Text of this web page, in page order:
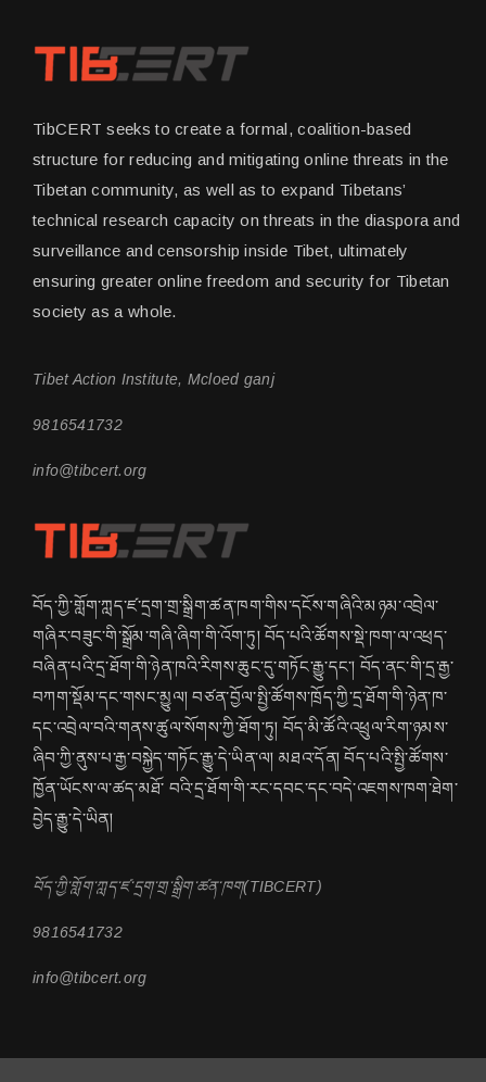
TibCERT seeks to create a formal, coalition-based
structure for reducing and mitigating online threats in the
Tibetan community, as well as to expand Tibetans’
technical research capacity on threats in the diaspora and
surveillance and censorship inside Tibet, ultimately
ensuring greater online freedom and security for Tibetan
society as a whole.
Tibet Action Institute, Mcloed ganj
9816541732
info@tibcert.org
བོད་ཀྱི་གློག་ཀླད་ཛ་དྲག་གྲ་སྒྲིག་ཚན་ཁག་གིས་དངོས་གཞིའི་མཉམ་འབྲེལ་
གཞིར་བཟུང་གི་སྒྲོམ་གཞི་ཞིག་གི་འོག་ཏུ། བོད་པའི་ཚོགས་སྡེ་ཁག་ལ་འཕྲད་
བཞིན་པའི་དྲ་ཐོག་གི་ཉེན་ཁའི་རིགས་ཆུང་དུ་གཏོང་རྒྱུ་དང་། བོད་ནང་གི་དྲ་རྒྱ་
བཀག་སྡོམ་དང་གསང་མྱུལ། བཙན་བྱོལ་སྤྱི་ཚོགས་ཁྲོད་ཀྱི་དྲ་ཐོག་གི་ཉེན་ཁ་
དང་འབྲེལ་བའི་གནས་ཚུལ་སོགས་ཀྱི་ཐོག་ཏུ། བོད་མི་ཚོའི་འཕྲུལ་རིག་ཉམས་
ཞིབ་ཀྱི་ནུས་པ་རྒྱ་བསྐྱེད་གཏོང་རྒྱུ་དེ་ཡིན་ལ། མཐའ་དོན། བོད་པའི་སྤྱི་ཚོགས་
ཁྱོན་ཡོངས་ལ་ཚད་མཐོ་ བའི་དྲ་ཐོག་གི་རང་དབང་དང་བདེ་འཇགས་ཁག་ཐེག་
བྱེད་རྒྱུ་དེ་ཡིན།
བོད་ཀྱི་གློག་ཀླད་ཛ་དྲག་གྲ་སྒྲིག་ཚན་ཁག(TIBCERT)
9816541732
info@tibcert.org